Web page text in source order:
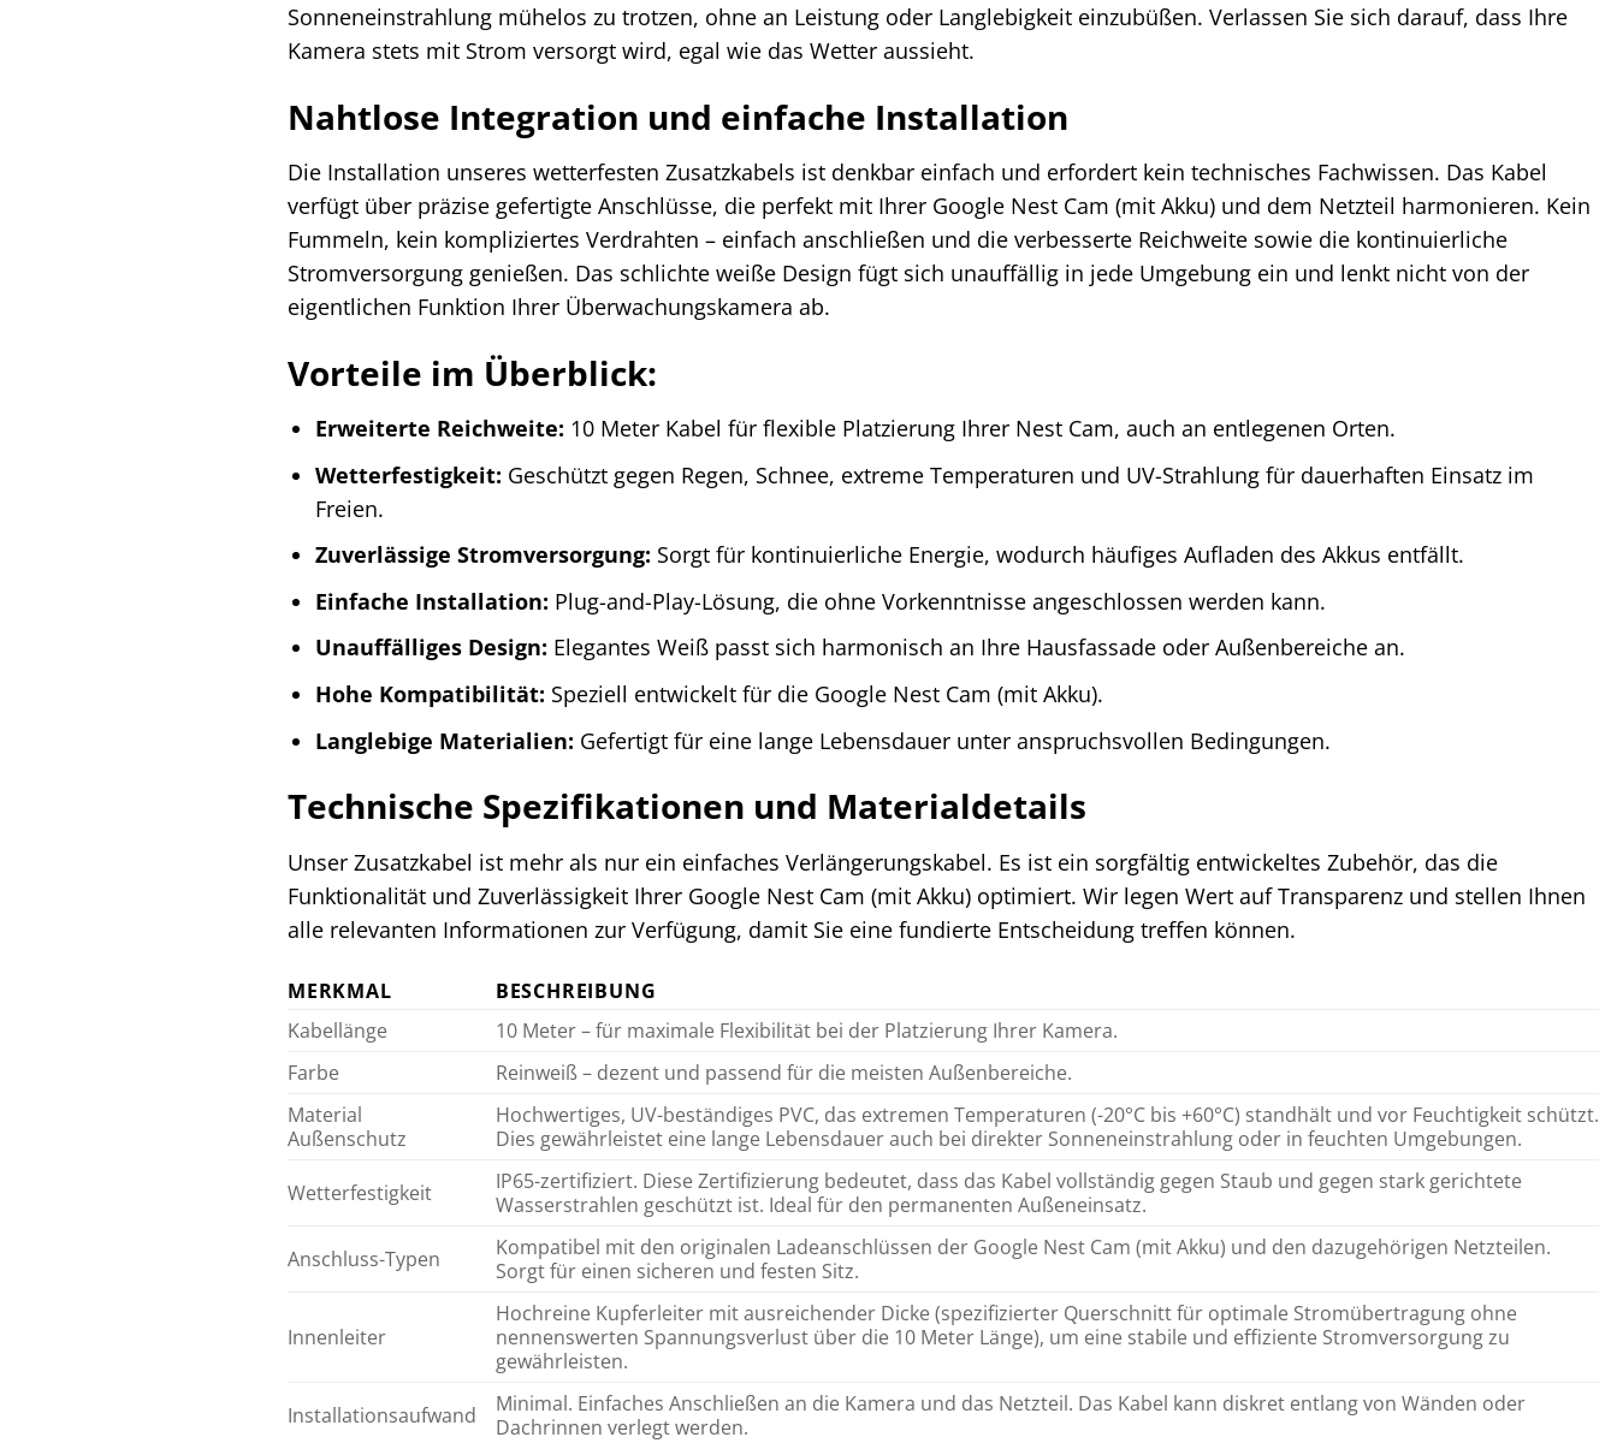
Sonneneinstrahlung mühelos zu trotzen, ohne an Leistung oder Langlebigkeit einzubüßen. Verlassen Sie sich darauf, dass Ihre
Kamera stets mit Strom versorgt wird, egal wie das Wetter aussieht.
Nahtlose Integration und einfache Installation
Die Installation unseres wetterfesten Zusatzkabels ist denkbar einfach und erfordert kein technisches Fachwissen. Das Kabel
verfügt über präzise gefertigte Anschlüsse, die perfekt mit Ihrer Google Nest Cam (mit Akku) und dem Netzteil harmonieren. Kein
Fummeln, kein kompliziertes Verdrahten – einfach anschließen und die verbesserte Reichweite sowie die kontinuierliche
Stromversorgung genießen. Das schlichte weiße Design fügt sich unauffällig in jede Umgebung ein und lenkt nicht von der
eigentlichen Funktion Ihrer Überwachungskamera ab.
Vorteile im Überblick:
Erweiterte Reichweite: 10 Meter Kabel für flexible Platzierung Ihrer Nest Cam, auch an entlegenen Orten.
Wetterfestigkeit: Geschützt gegen Regen, Schnee, extreme Temperaturen und UV-Strahlung für dauerhaften Einsatz im
Freien.
Zuverlässige Stromversorgung: Sorgt für kontinuierliche Energie, wodurch häufiges Aufladen des Akkus entfällt.
Einfache Installation: Plug-and-Play-Lösung, die ohne Vorkenntnisse angeschlossen werden kann.
Unauffälliges Design: Elegantes Weiß passt sich harmonisch an Ihre Hausfassade oder Außenbereiche an.
Hohe Kompatibilität: Speziell entwickelt für die Google Nest Cam (mit Akku).
Langlebige Materialien: Gefertigt für eine lange Lebensdauer unter anspruchsvollen Bedingungen.
Technische Spezifikationen und Materialdetails
Unser Zusatzkabel ist mehr als nur ein einfaches Verlängerungskabel. Es ist ein sorgfältig entwickeltes Zubehör, das die
Funktionalität und Zuverlässigkeit Ihrer Google Nest Cam (mit Akku) optimiert. Wir legen Wert auf Transparenz und stellen Ihnen
alle relevanten Informationen zur Verfügung, damit Sie eine fundierte Entscheidung treffen können.
MERKMAL
BESCHREIBUNG
Kabellänge
10 Meter – für maximale Flexibilität bei der Platzierung Ihrer Kamera.
Farbe
Reinweiß – dezent und passend für die meisten Außenbereiche.
Material
Außenschutz
Hochwertiges, UV-beständiges PVC, das extremen Temperaturen (-20°C bis +60°C) standhält und vor Feuchtigkeit schützt.
Dies gewährleistet eine lange Lebensdauer auch bei direkter Sonneneinstrahlung oder in feuchten Umgebungen.
Wetterfestigkeit
IP65-zertifiziert. Diese Zertifizierung bedeutet, dass das Kabel vollständig gegen Staub und gegen stark gerichtete
Wasserstrahlen geschützt ist. Ideal für den permanenten Außeneinsatz.
Anschluss-Typen
Kompatibel mit den originalen Ladeanschlüssen der Google Nest Cam (mit Akku) und den dazugehörigen Netzteilen.
Sorgt für einen sicheren und festen Sitz.
Innenleiter
Hochreine Kupferleiter mit ausreichender Dicke (spezifizierter Querschnitt für optimale Stromübertragung ohne
nennenswerten Spannungsverlust über die 10 Meter Länge), um eine stabile und effiziente Stromversorgung zu
gewährleisten.
Installationsaufwand
Minimal. Einfaches Anschließen an die Kamera und das Netzteil. Das Kabel kann diskret entlang von Wänden oder
Dachrinnen verlegt werden.